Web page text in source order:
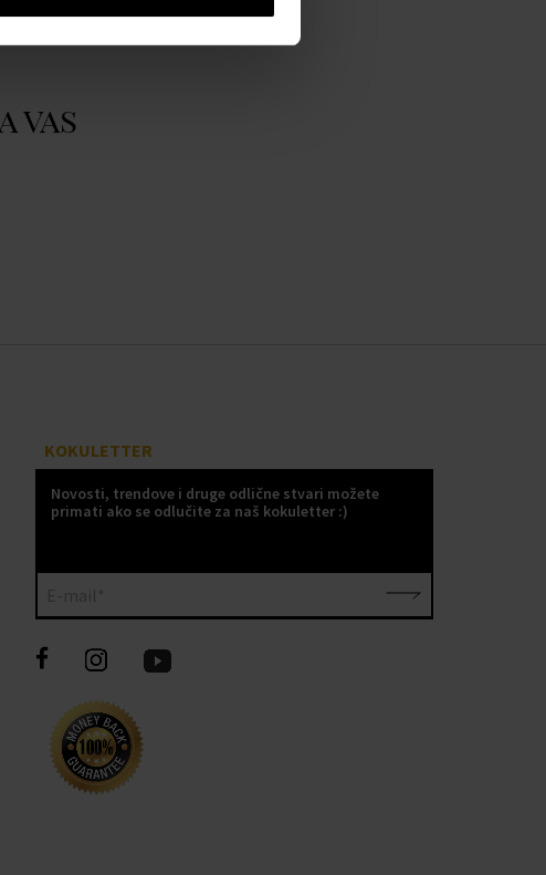
vas
KOKULETTER
Novosti, trendove i druge odlične stvari možete
primati ako se odlučite za naš kokuletter :)